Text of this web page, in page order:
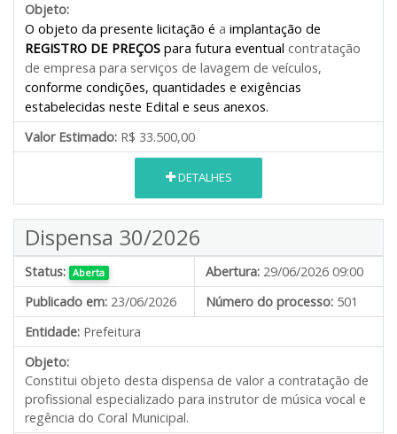
Objeto:
O objeto da presente licitação é a implantação de
REGISTRO DE PREÇOS para futura eventual contratação
de empresa para serviços de lavagem de veículos,
conforme condições, quantidades e exigências
estabelecidas neste Edital e seus anexos.
Valor Estimado: R$ 33.500,00
DETALHES
Dispensa 30/2026
Status: Aberta Abertura: 29/06/2026 09:00
Publicado em: 23/06/2026 Número do processo: 501
Entidade: Prefeitura
Objeto:
Constitui objeto desta dispensa de valor a contratação de
profissional especializado para instrutor de música vocal e
regência do Coral Municipal.